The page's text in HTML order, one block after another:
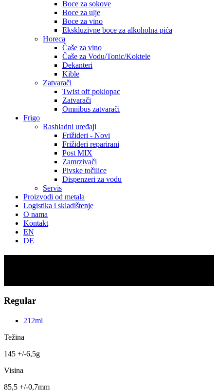
Boce za sokove
Boce za ulje
Boce za vino
Ekskluzivne boce za alkoholna pića
Horeca
Čaše za vino
Čaše za Vodu/Tonic/Koktele
Dekanteri
Kible
Zatvarači
Twist off poklopac
Zatvarači
Omnibus zatvarači
Frigo
Rashladni uređaji
Frižideri - Novi
Frižideri reparirani
Post MIX
Zamrzivači
Pivske točilice
Dispenzeri za vodu
Servis
Proizvodi od metala
Logistika i skladištenje
O nama
Kontakt
EN
DE
Regular
212ml
Težina
145 +/-6,5g
Visina
85,5 +/-0,7mm